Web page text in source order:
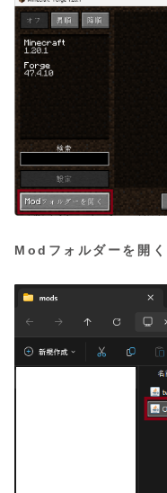
Modフォルダーを開く